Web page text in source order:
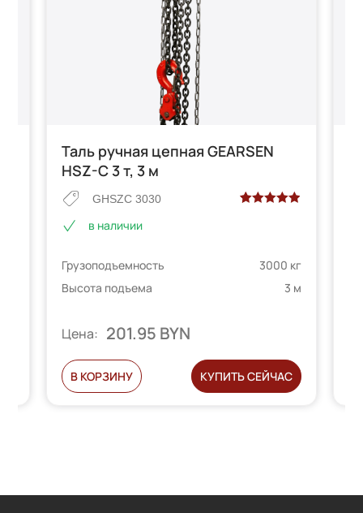
Таль ручная цепная GEARSEN
HSZ-C 3 т, 3 м
GHSZC 3030
опроса
пользователей
в наличии
Грузоподъемность
3000 кг
Высота подъема
3 м
Цена: 201.95 BYN
В КОРЗИНУ КУПИТЬ СЕЙЧАС